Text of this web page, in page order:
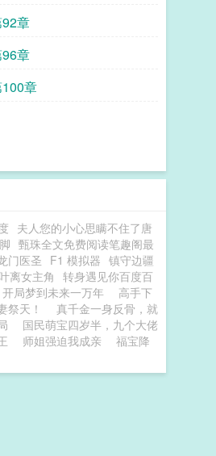
章
章
章
夫人您的小心思瞒不住了唐
甄珠全文免费阅读笔趣阁最
门医圣 F1 模拟器 镇守边疆
离女主角 转身遇见你百度百
开局梦到未来一万年
高手下
祭天！
真千金一身反骨，就
国民萌宝四岁半，九个大佬
师姐强迫我成亲
福宝降